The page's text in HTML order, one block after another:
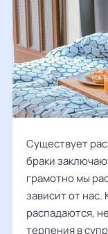
Существует
браки
грамотно мы
зависит от
распадаются,
терпения в